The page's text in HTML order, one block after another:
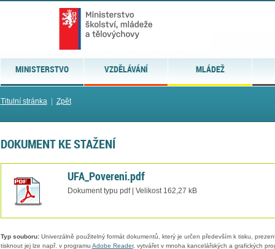
MINISTERSTVO VZDĚLÁVÁNÍ MLÁDEŽ
Titulní stránka| Zpět
DOKUMENT KE STAŽENÍ
UFA_Povereni.pdf
Dokument typu pdf | Velikost 162,27 kB
Typ souboru:Univerzálně použitelný formát dokumentů, který je určen především k tisku,
tisknout jej lze např. v programu Adobe Reader, vytvářet v mnoha kancelářských a grafických